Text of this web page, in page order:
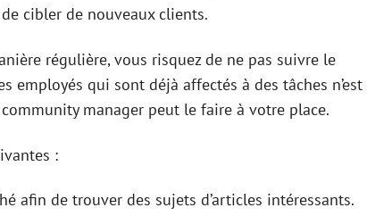
cibler de nouveaux clients.
régulière, vous risquez de ne pas suivre le
employés qui sont déjà affectés à des tâches n’est
manager peut le faire à votre place.
:
afin de trouver des sujets d’articles intéressants.